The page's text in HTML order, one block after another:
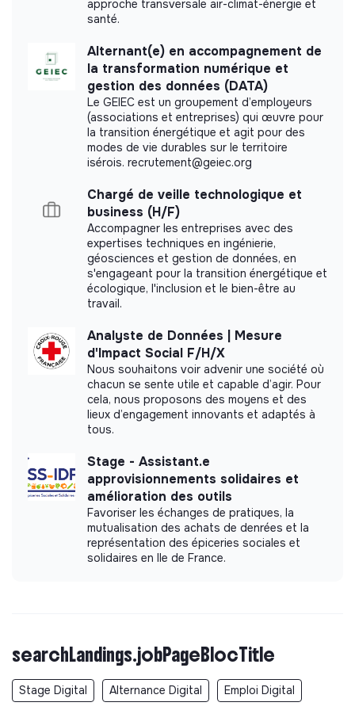
Between 250 and 2000
employees
Impact study
communicate its impact measurement.
Labels and certifications
labels or certifications that it was able to obtain.
Documents
Did not yet add a transparency document.
approche transversale air-climat-énergie et
santé.
Alternant(e) en accompagnement de
la transformation numérique et
gestion des données (DATA)
Le GEIEC est un groupement d’employeurs
(associations et entreprises) qui œuvre pour
la transition énergétique et agit pour des
modes de vie durables sur le territoire
isérois. recrutement@geiec.org
Chargé de veille technologique et
business (H/F)
Accompagner les entreprises avec des
expertises techniques en ingénierie,
géosciences et gestion de données, en
s'engageant pour la transition énergétique et
écologique, l'inclusion et le bien-être au
travail.
Analyste de Données | Mesure
d'Impact Social F/H/X
Nous souhaitons voir advenir une société où
chacun se sente utile et capable d’agir. Pour
cela, nous proposons des moyens et des
lieux d’engagement innovants et adaptés à
tous.
Stage - Assistant.e
approvisionnements solidaires et
amélioration des outils
Favoriser les échanges de pratiques, la
mutualisation des achats de denrées et la
représentation des épiceries sociales et
solidaires en Ile de France.
searchLandings.jobPageBlocTitle
Stage Digital Alternance Digital Emploi Digital